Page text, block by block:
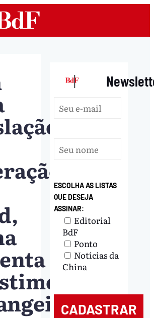
|
ESCOLHA AS LISTAS
QUE DESEJA
ASSINAR:
Editorial
BdF
Ponto
Notícias da
China